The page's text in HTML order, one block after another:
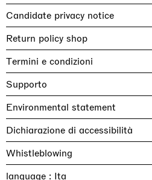
Candidate privacy notice
Return policy shop
Termini e condizioni
Supporto
Environmental statement
Dichiarazione di accessibilità
Whistleblowing
language :